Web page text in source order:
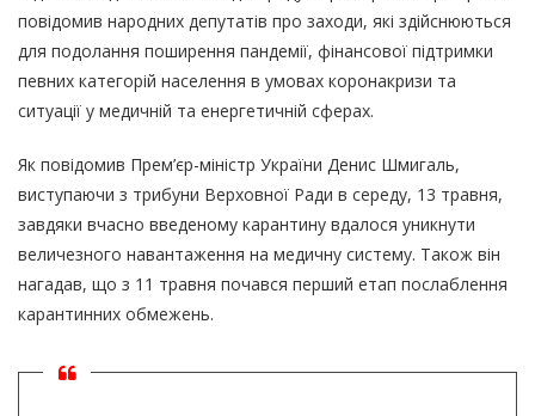
повідомив народних депутатів про заходи, які здійснюються
для подолання поширення пандемії, фінансової підтримки
певних категорій населення в умовах коронакризи та
ситуації у медичній та енергетичній сферах.
Як повідомив Прем’єр-міністр України Денис Шмигаль,
виступаючи з трибуни Верховної Ради в середу, 13 травня,
завдяки вчасно введеному карантину вдалося уникнути
величезного навантаження на медичну систему. Також він
нагадав, що з 11 травня почався перший етап послаблення
карантинних обмежень.